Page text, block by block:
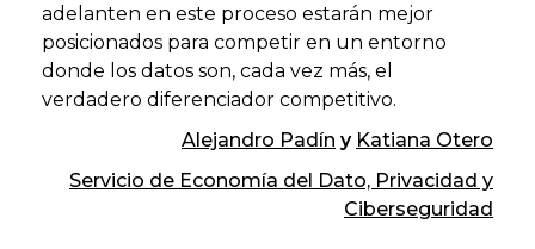
adelanten en este proceso estarán mejor
posicionados para competir en un entorno
donde los datos son, cada vez más, el
verdadero diferenciador competitivo.
Alejandro Padín y Katiana Otero
Servicio de Economía del Dato, Privacidad y
Ciberseguridad